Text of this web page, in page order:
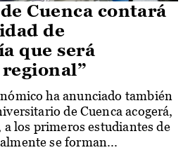
Cuenca contará
de
que será
ha anunciado también
de Cuenca acogerá,
a los primeros estudiantes de
se forman...